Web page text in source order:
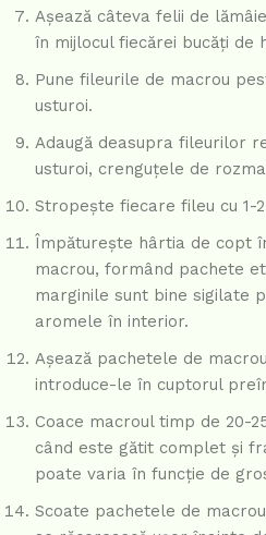
Așează câteva felii de
în mijlocul fiecărei bucăți de
Pune fileurile de macrou
usturoi.
Adaugă deasupra fileurilor
usturoi, crenguțele de
Stropește fiecare fileu cu 1-
Împăturește hârtia de copt
macrou, formând pachete
marginile sunt bine sigilate
aromele în interior.
Așează pachetele de
introduce-le în cuptorul
Coace macroul timp de 20-
când este gătit complet și
poate varia în funcție de
Scoate pachetele de